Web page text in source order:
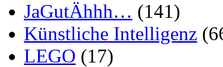
JaGutÄhhh… (141)
Künstliche Intelligenz
LEGO (17)